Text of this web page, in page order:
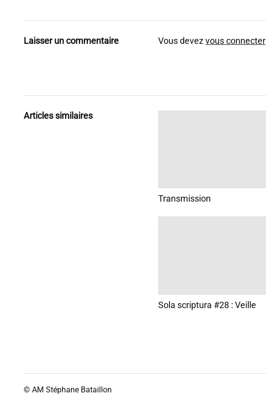
Laisser un commentaire Vous devezvous connecter
Articles similaires
Transmission
Sola scriptura #28 : Veille
© AM Stéphane Bataillon